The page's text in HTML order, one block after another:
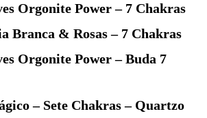
Orgonite Power – 7 Chakras
Branca & Rosas – 7 Chakras
Orgonite Power – Buda 7
– Sete Chakras – Quartzo